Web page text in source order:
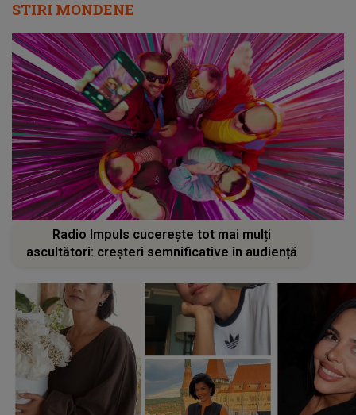
STIRI MONDENE
Radio Impuls cucerește tot mai mulți
ascultători: creșteri semnificative în audiență